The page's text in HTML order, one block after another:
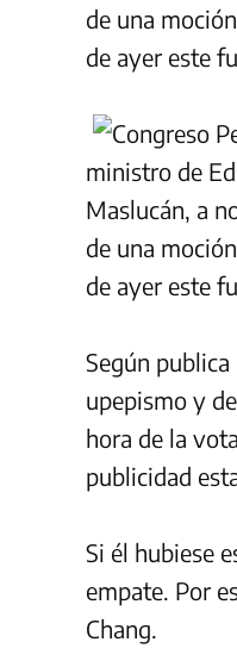
de una
de ayer este
ministro de
Maslucán, a
de una
de ayer este
Según
upepismo y
hora de la
publicidad
Si él hubiese
empate. Por
Chang.